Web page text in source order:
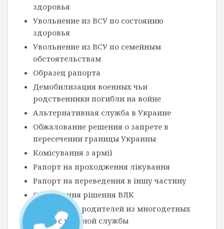
здоровья
Увольнение из ВСУ по состоянию
здоровья
Увольнение из ВСУ по семейным
обстоятельствам
Образец рапорта
Демобилизация военных чьи
родственники погибли на войне
Альтернативная служба в Украине
Обжалование решения о запрете в
пересечении границы Украины
Комісування з армії
Рапорт на проходження лікування
Рапорт на переведення в іншу частину
Оскарження рішення ВЛК
Увольнение родителей из многодетных
семей с военной службы